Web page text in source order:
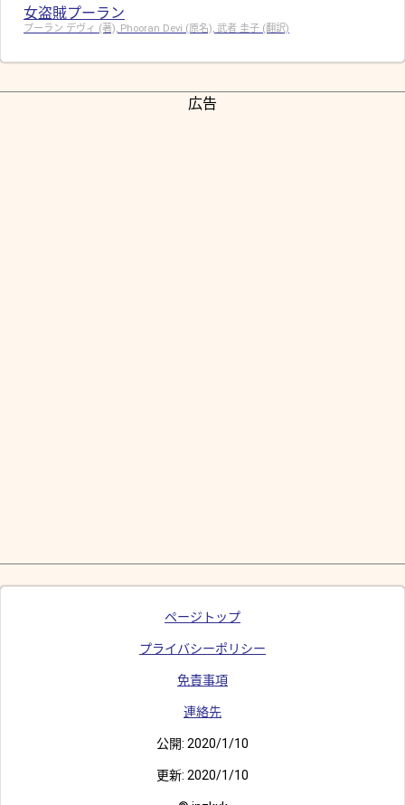
女盗賊プーラン
プーラン デヴィ (著), Phooran Devi (原名), 武者 圭子 (翻訳)
広告
ページトップ
プライバシーポリシー
免責事項
連絡先
公開: 2020/1/10
更新: 2020/1/10